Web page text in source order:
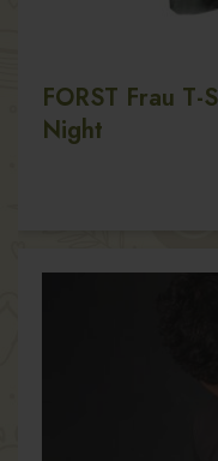
FORST Frau
Night